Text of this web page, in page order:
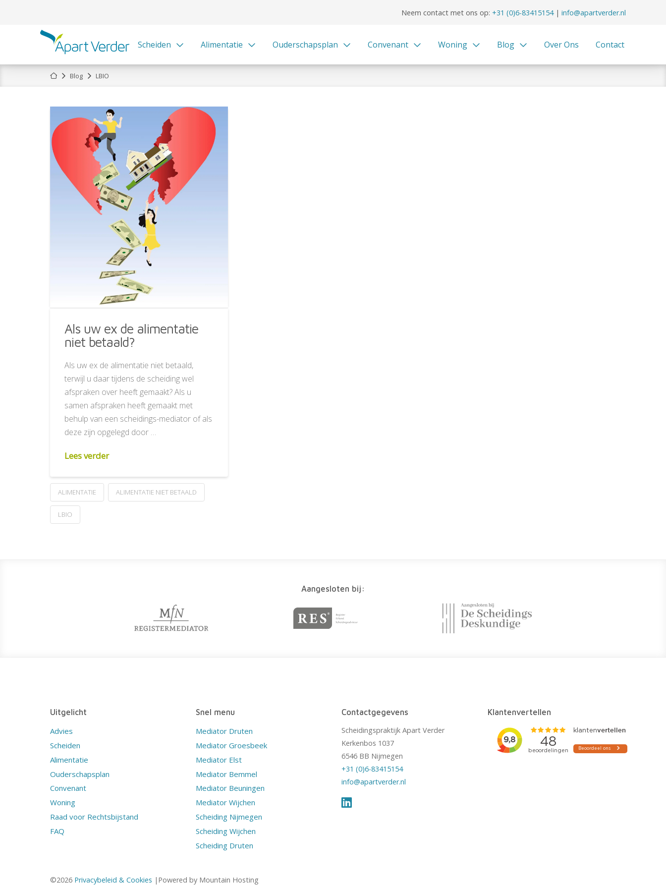
Neem contact met ons op: +31 (0)6-83415154|info@apartverder.nl
Scheiden Alimentatie Ouderschapsplan Convenant Woning Blog Over Ons Contact
HomeBlog LBIO
Als uw ex de alimentatie
niet betaald?
Als uw ex de alimentatie niet betaald,
terwijl u daar tijdens de scheiding wel
afspraken over heeft gemaakt? Als u
samen afspraken heeft gemaakt met
behulp van een scheidings-mediator of als
deze zijn opgelegd door …
Lees verder
ALIMENTATIE ALIMENTATIE NIET BETAALD
LBIO
Aangesloten bij:
Uitgelicht
Advies
Scheiden
Alimentatie
Ouderschapsplan
Convenant
Woning
Raad voor Rechtsbijstand
FAQ
Snel menu
Mediator Druten
Mediator Groesbeek
Mediator Elst
Mediator Bemmel
Mediator Beuningen
Mediator Wijchen
Scheiding Nijmegen
Scheiding Wijchen
Scheiding Druten
Contactgegevens
Scheidingspraktijk Apart Verder
Kerkenbos 1037
6546 BB Nijmegen
+31 (0)6-83415154
info@apartverder.nl
Klantenvertellen
©2026 Privacybeleid & Cookies |Powered by Mountain Hosting